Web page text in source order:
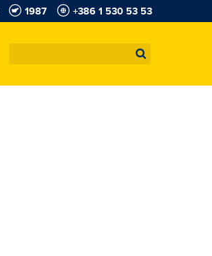
1987 +386 1 530 53 53